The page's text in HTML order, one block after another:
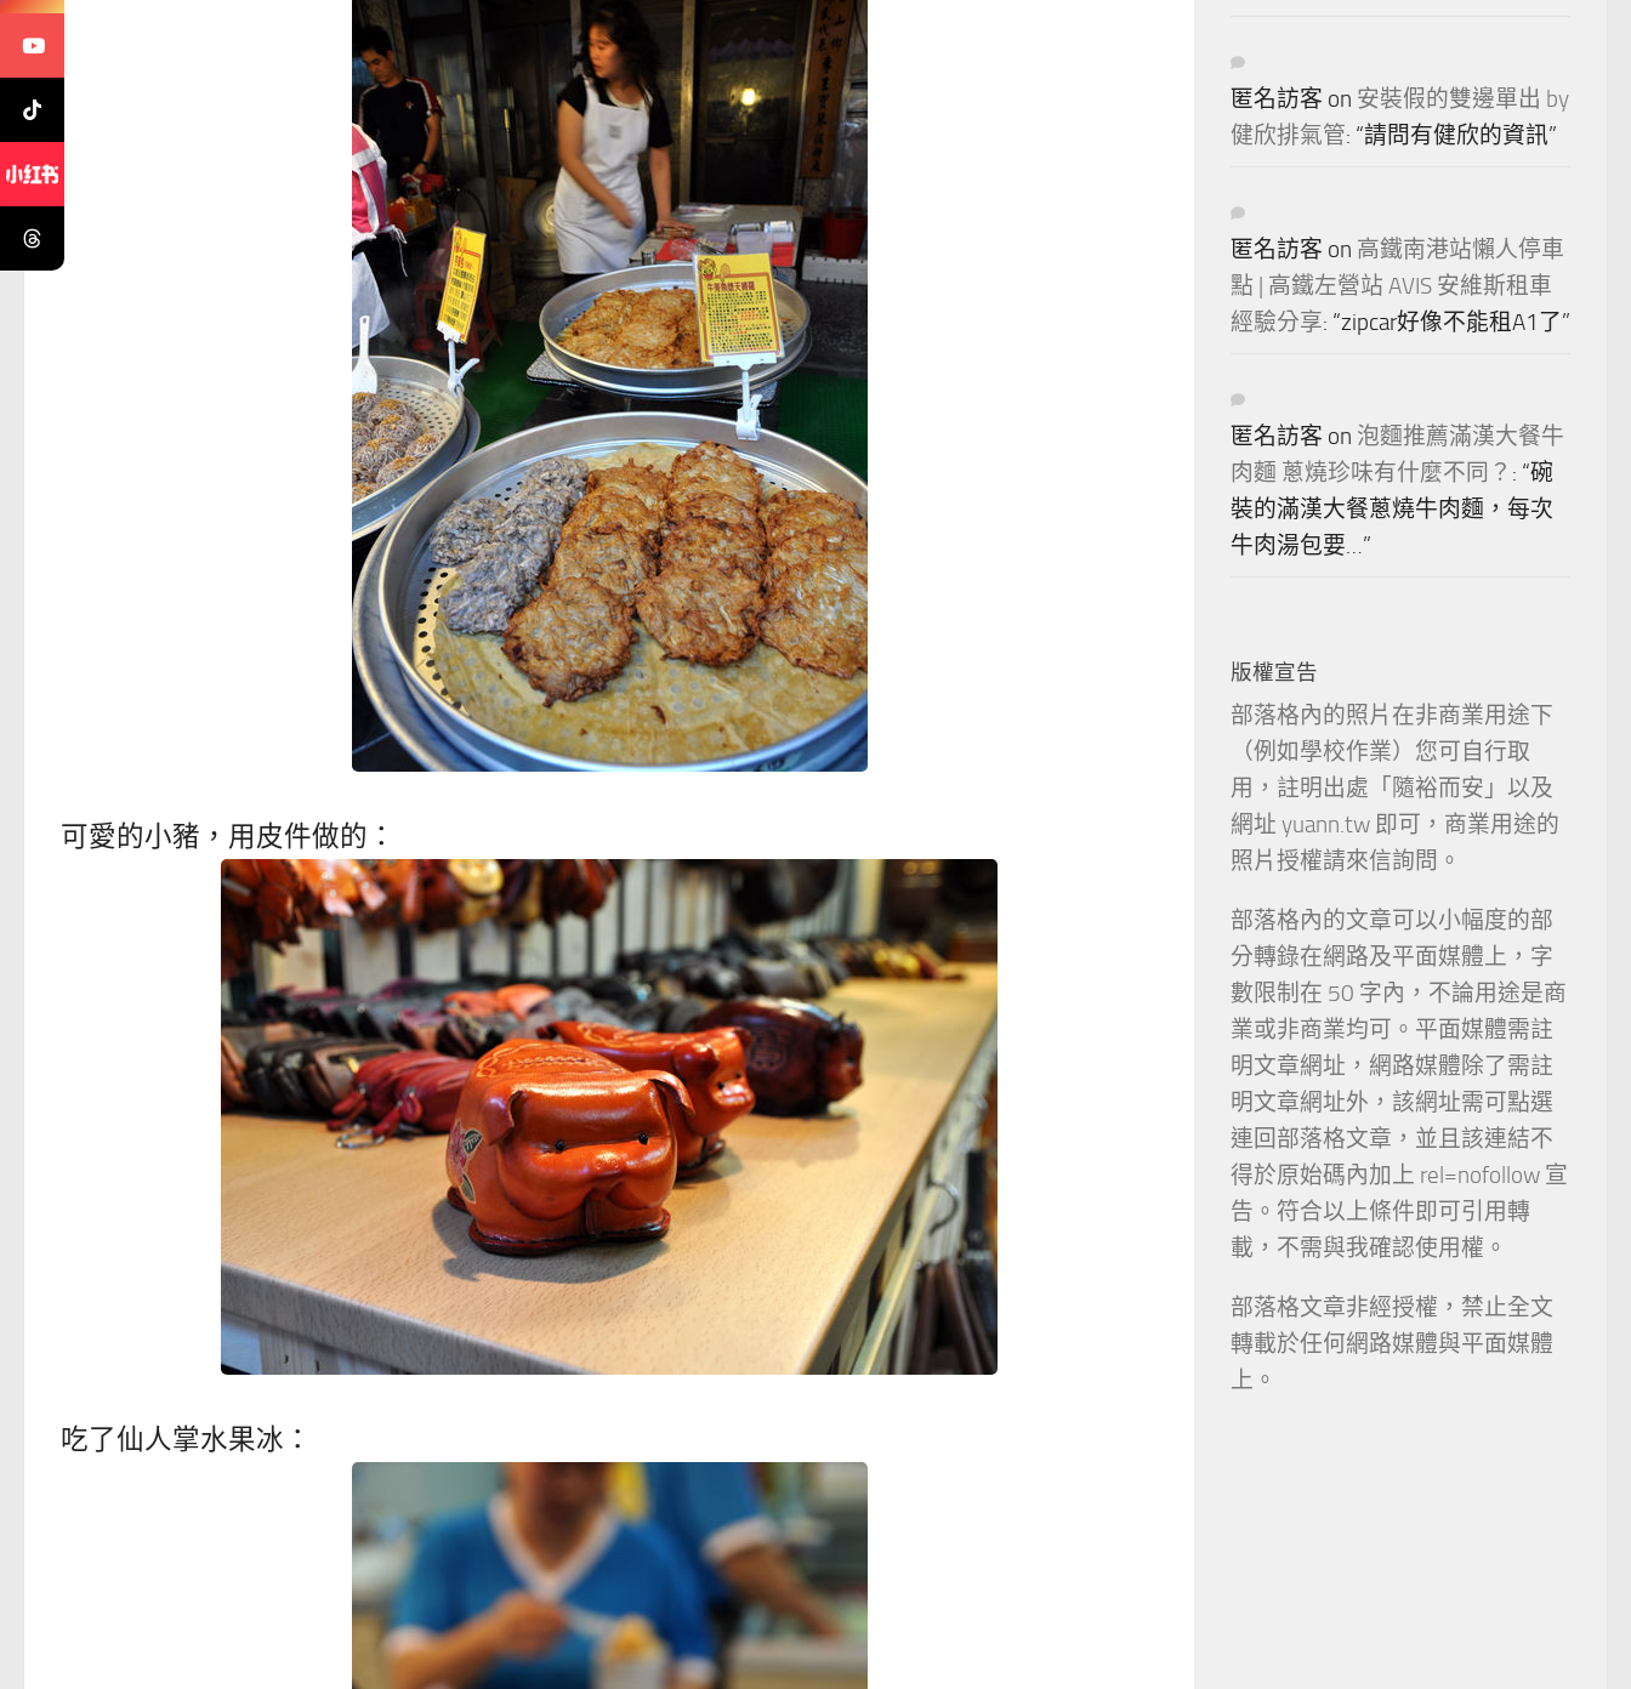
可愛的小豬，用皮件做的：
吃了仙人掌水果冰：
匿名訪客 on 安裝假的雙邊單出 by
健欣排氣管: “請問有健欣的資訊”
匿名訪客 on 高鐵南港站懶人停車
點 | 高鐵左營站 AVIS 安維斯租車
經驗分享: “zipcar好像不能租A1了”
匿名訪客 on 泡麵推薦滿漢大餐牛
肉麵 蔥燒珍味有什麼不同？ : “碗
裝的滿漢大餐蔥燒牛肉麵，每次
牛肉湯包要…”
版權宣告
部落格內的照片在非商業用途下
（例如學校作業）您可自行取
用，註明出處「隨裕而安」以及
網址 yuann.tw 即可，商業用途的
照片授權請來信詢問。
部落格內的文章可以小幅度的部
分轉錄在網路及平面媒體上，字
數限制在 50 字內，不論用途是商
業或非商業均可。平面媒體需註
明文章網址，網路媒體除了需註
明文章網址外，該網址需可點選
連回部落格文章，並且該連結不
得於原始碼內加上 rel=nofollow 宣
告。符合以上條件即可引用轉
載，不需與我確認使用權。
部落格文章非經授權，禁止全文
轉載於任何網路媒體與平面媒體
上。